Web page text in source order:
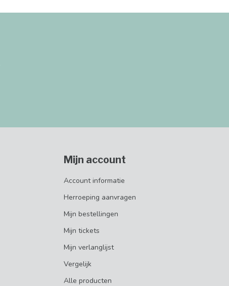
Mijn account
Account informatie
Herroeping aanvragen
Mijn bestellingen
Mijn tickets
Mijn verlanglijst
Vergelijk
Alle producten